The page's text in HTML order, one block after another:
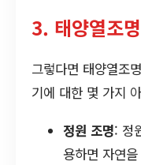
3. 태양열조
그렇다면 태양열조
기에 대한 몇 가지
정원 조명: 정
용하면 자연